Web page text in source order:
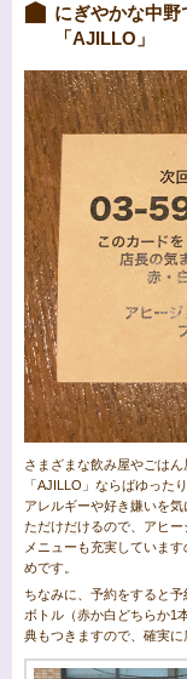
にぎやかな中
「AJILLO」
さまざまな飲み屋やごは
「AJILLO」ならばゆった
アレルギーや好き嫌いを
ただけだけるので、アヒ
メニューも充実していま
めです。
ちなみに、予約をすると
ボトル（赤か白どちらか1
典もつきますので、確実に